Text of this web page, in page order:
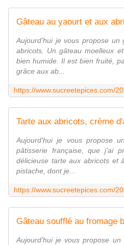
Aujourd'hui je vous propose un
abricots. Un gâteau moelleux
bien humide. Il est bien fruité,
grâce aux ab...
Aujourd'hui je vous propose
pâtisserie française, que j'ai
délicieuse tarte aux abricots et
pistache, dont je...
Aujourd'hui je vous propose